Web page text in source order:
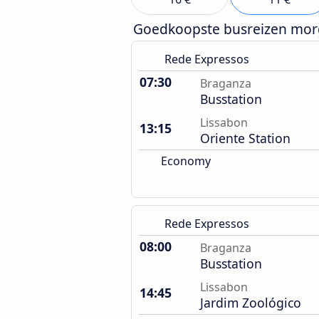
Goedkoopste busreizen
Rede Expressos
07:30 Braganza
Busstation
13:15
Lissabon
Oriente Station
Economy
Rede Expressos
08:00 Braganza
Busstation
14:45
Lissabon
Jardim Zoológico